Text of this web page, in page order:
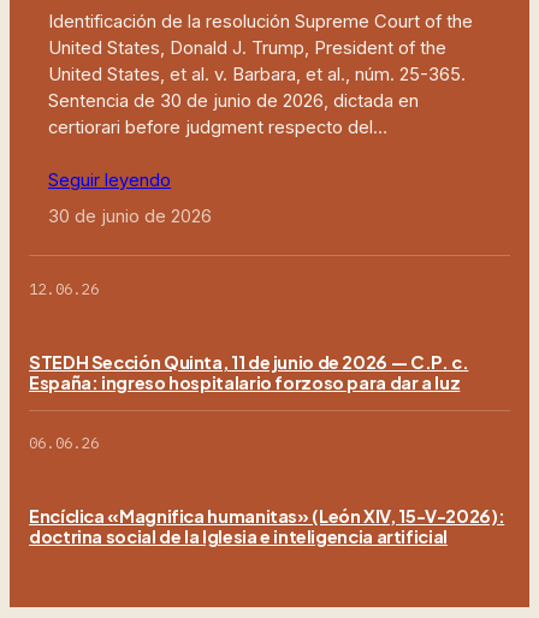
Identificación de la resolución Supreme Court of the
United States, Donald J. Trump, President of the
United States, et al. v. Barbara, et al., núm. 25-365.
Sentencia de 30 de junio de 2026, dictada en
certiorari before judgment respecto del…
Seguir leyendo
30 de junio de 2026
12.06.26
STEDH Sección Quinta, 11 de junio de 2026 — C.P. c.
España: ingreso hospitalario forzoso para dar a luz
06.06.26
Encíclica «Magnifica humanitas» (León XIV, 15-V-2026):
doctrina social de la Iglesia e inteligencia artificial